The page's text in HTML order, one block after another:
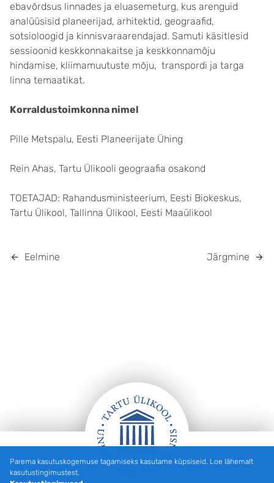
ebavõrdsus linnades ja eluasemeturg, kus arenguid
analüüsisid planeerijad, arhitektid, geograafid,
sotsioloogid ja kinnisvaraarendajad. Samuti käsitlesid
sessioonid keskkonnakaitse ja keskkonnamõju
hindamise, kliimamuutuste mõju, transpordi ja targa
linna temaatikat.
Korraldustoimkonna nimel
Pille Metspalu, Eesti Planeerijate Ühing
Rein Ahas, Tartu Ülikooli geograafia osakond
TOETAJAD: Rahandusministeerium, Eesti Biokeskus,
Tartu Ülikool, Tallinna Ülikool, Eesti Maaülikool
Eelmine Järgmine
Jalus
Parema kasutuskogemuse tagamiseks kasutame küpsiseid. Loe lähemalt
kasutustingimustest.